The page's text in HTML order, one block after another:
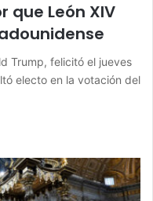
que León XIV
Trump, felicitó el jueves
electo en la votación del